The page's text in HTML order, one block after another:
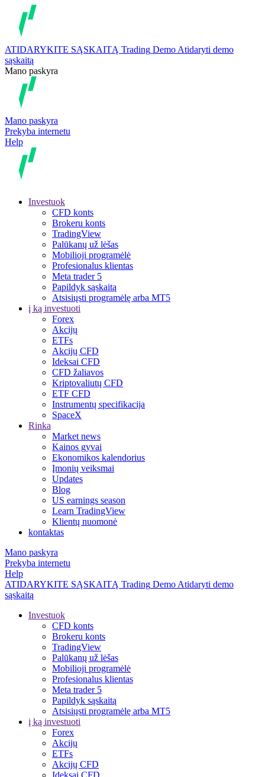
ATIDARYKITE SĄSKAITĄ Trading Demo Atidaryti demo
sąskaitą
Mano paskyra
Mano paskyra
Prekyba internetu
Help
Investuok
CFD konts
Brokeru konts
TradingView
Palūkanų už lėšas
Mobilioji programėlė
Profesionalus klientas
Meta trader 5
Papildyk sąskaitą
Atsisiųsti programėlę arba MT5
į ką investuoti
Forex
Akcijų
ETFs
Akcijų CFD
Ideksai CFD
CFD žaliavos
Kriptovaliutų CFD
ETF CFD
Instrumentų specifikacija
SpaceX
Rinka
Market news
Kainos gyvai
Ekonomikos kalendorius
Įmonių veiksmai
Updates
Blog
US earnings season
Learn TradingView
Klientų nuomonė
kontaktas
Mano paskyra
Prekyba internetu
Help
ATIDARYKITE SĄSKAITĄ Trading Demo Atidaryti demo
sąskaitą
Investuok
CFD konts
Brokeru konts
TradingView
Palūkanų už lėšas
Mobilioji programėlė
Profesionalus klientas
Meta trader 5
Papildyk sąskaitą
Atsisiųsti programėlę arba MT5
į ką investuoti
Forex
Akcijų
ETFs
Akcijų CFD
Ideksai CFD